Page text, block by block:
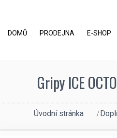
DOMŮ PRODEJNA E-SHOP
Gripy ICE
Úvodní stránka